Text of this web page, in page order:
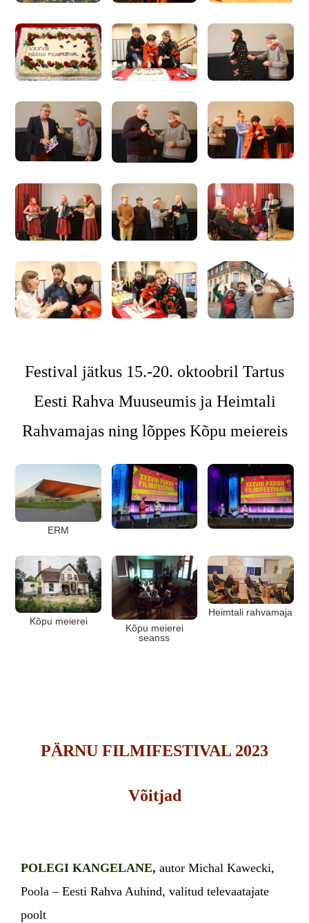
Festival jätkus 15.-20. oktoobril Tartus
Eesti Rahva Muuseumis ja Heimtali
Rahvamajas ning lõppes Kõpu meiereis
ERM
Kõpu meierei
Kõpu meierei
seanss
Heimtali rahvamaja
PÄRNU FILMIFESTIVAL 2023
Võitjad
POLEGI KANGELANE, autor Michal Kawecki,
Poola – Eesti Rahva Auhind, valitud televaatajate
poolt